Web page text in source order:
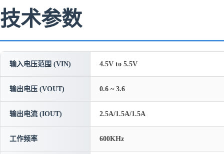
技术参数
输入电压范围 (VIN) 4.5V to 5.5V
输出电压 (VOUT) 0.6 ~ 3.6
输出电流 (IOUT) 2.5A/1.5A/1.5A
工作频率 600KHz